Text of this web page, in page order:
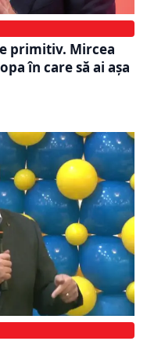
primitiv. Mircea
în care să ai așa